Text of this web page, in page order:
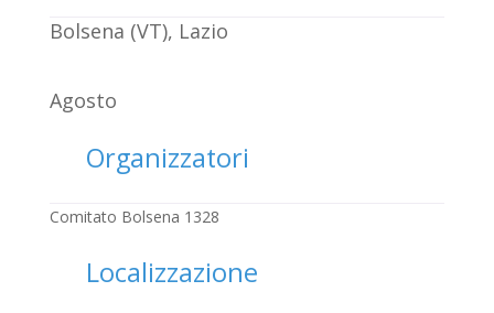
Bolsena (VT), Lazio
Agosto
Organizzatori
Comitato Bolsena 1328
Localizzazione